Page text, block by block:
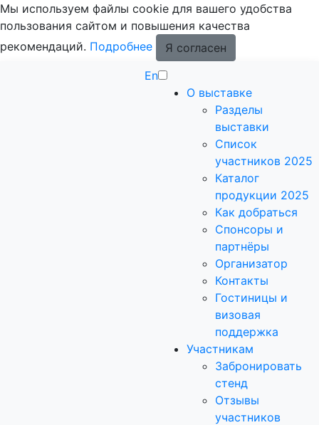
Мы используем файлы cookie для вашего удобства
пользования сайтом и повышения качества
рекомендаций. Подробнее
Я согласен
En
О выставке
Разделы
выставки
Список
участников 2025
Каталог
продукции 2025
Как добраться
Спонсоры и
партнёры
Организатор
Контакты
Гостиницы и
визовая
поддержка
Участникам
Забронировать
стенд
Отзывы
участников